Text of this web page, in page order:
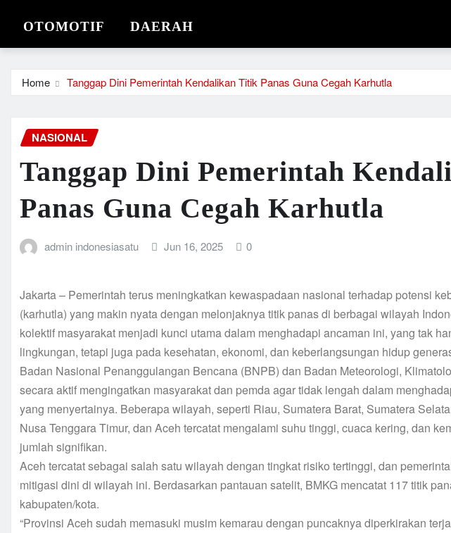
OTOMOTIF DAERAH
Home Tanggap Dini Pemerintah Kendalikan Titik Panas Guna Cegah Karhutla
NASIONAL
Tanggap Dini Pemerintah
Panas Guna Cegah Karhutla
admin indonesiasatu Jun 16, 2025 0
Jakarta – Pemerintah terus meningkatkan kewaspadaan nasional terhadap potensi
(karhutla) yang makin nyata dengan melonjaknya titik panas di berbagai wilayah
kolektif masyarakat menjadi kunci utama dalam menghadapi ancaman ini, yang tak
lingkungan, tetapi juga pada kesehatan, ekonomi, dan keberlangsungan hidup
Badan Nasional Penanggulangan Bencana (BNPB) dan Badan Meteorologi,
secara aktif mengingatkan masyarakat dan pemda agar tidak lengah dalam
yang menyertainya. Beberapa wilayah, seperti Riau, Sumatera Barat, Sumatera
Nusa Tenggara Timur, dan Aceh tercatat mengalami suhu tinggi, cuaca kering, dan
jumlah signifikan.
Aceh tercatat sebagai salah satu wilayah dengan tingkat risiko tertinggi, dan
mitigasi dini di wilayah ini. Berdasarkan pantauan satelit, BMKG mencatat 117 titik
kabupaten/kota.
“Provinsi Aceh sudah memasuki musim kemarau dengan puncaknya diperkirakan